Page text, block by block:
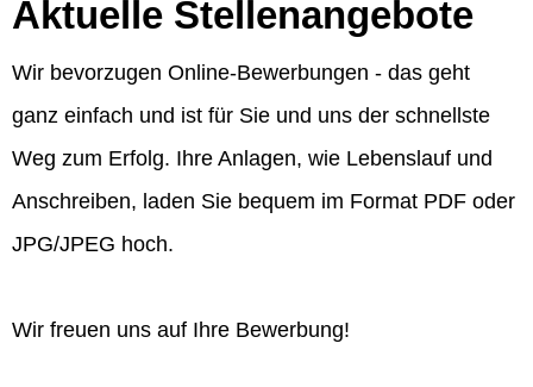
Aktuelle Stellenangebote
Wir bevorzugen Online-Bewerbungen - das geht
ganz einfach und ist für Sie und uns der schnellste
Weg zum Erfolg. Ihre Anlagen, wie Lebenslauf und
Anschreiben, laden Sie bequem im Format PDF oder
JPG/JPEG hoch.
Wir freuen uns auf Ihre Bewerbung!